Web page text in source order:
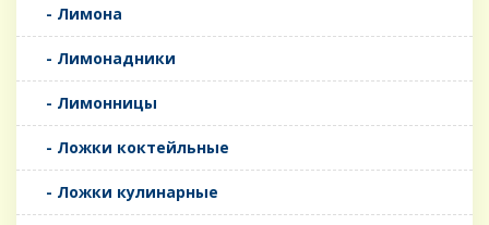
- Лимона
- Лимонадники
- Лимонницы
- Ложки коктейльные
- Ложки кулинарные